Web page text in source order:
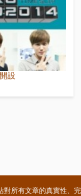
設
對所有文章的真實性、完